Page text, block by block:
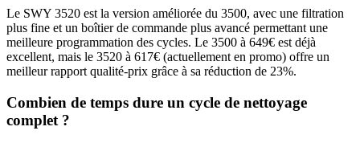
Le SWY 3520 est la version améliorée du 3500, avec une filtration
plus fine et un boîtier de commande plus avancé permettant une
meilleure programmation des cycles. Le 3500 à 649€ est déjà
excellent, mais le 3520 à 617€ (actuellement en promo) offre un
meilleur rapport qualité-prix grâce à sa réduction de 23%.
Combien de temps dure un cycle de nettoyage
complet ?